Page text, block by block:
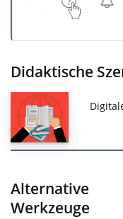
Didaktische
Alternative
Werkzeuge